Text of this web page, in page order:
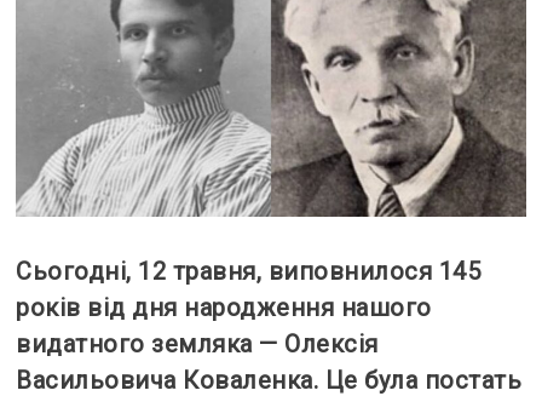
Сьогодні, 12 травня, виповнилося 145
років від дня народження нашого
видатного земляка — Олексія
Васильовича Коваленка. Це була постать